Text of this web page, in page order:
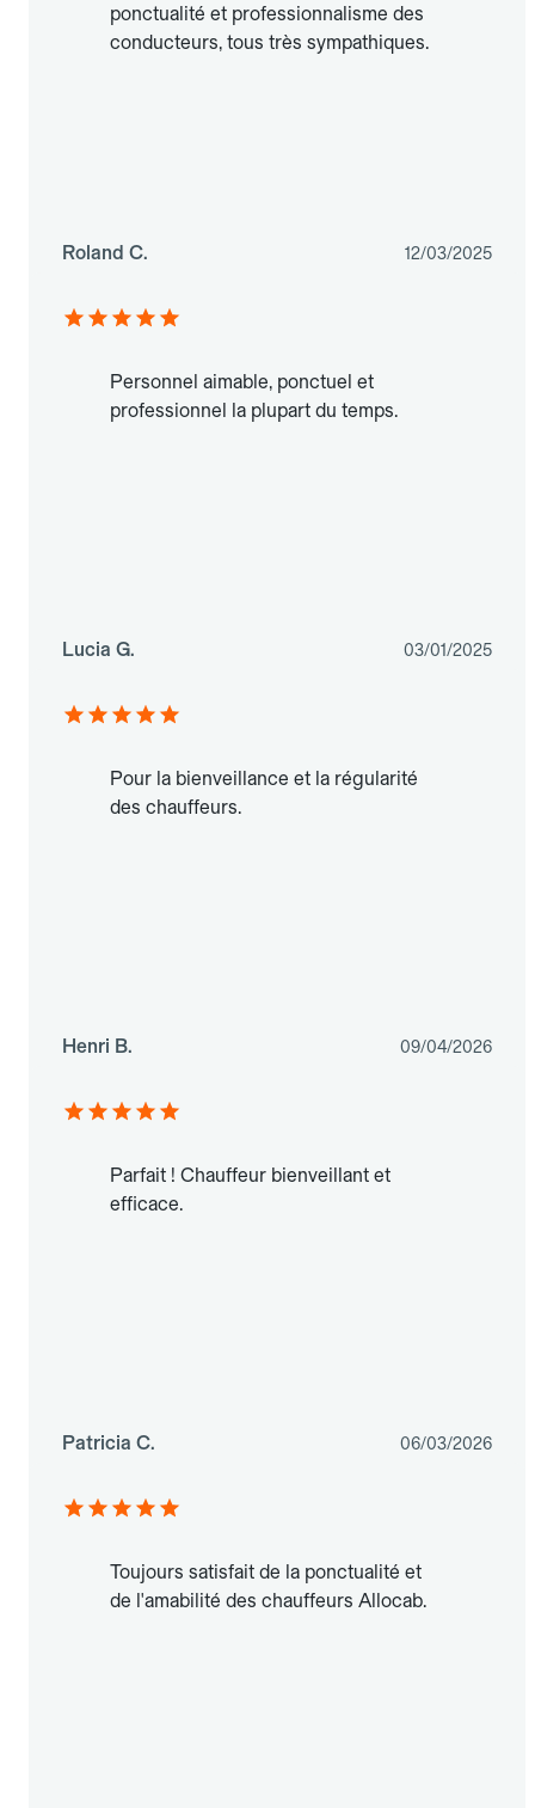
ponctualité et professionnalisme des
conducteurs, tous très sympathiques.
Roland C. 12/03/2025
Personnel aimable, ponctuel et
professionnel la plupart du temps.
Lucia G. 03/01/2025
Pour la bienveillance et la régularité
des chauffeurs.
Henri B. 09/04/2026
Parfait ! Chauffeur bienveillant et
efficace.
Patricia C. 06/03/2026
Toujours satisfait de la ponctualité et
de l'amabilité des chauffeurs Allocab.